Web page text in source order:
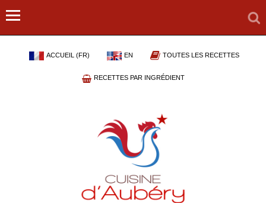
ACCUEIL (FR) EN TOUTES LES RECETTES
RECETTES PAR INGRÉDIENT